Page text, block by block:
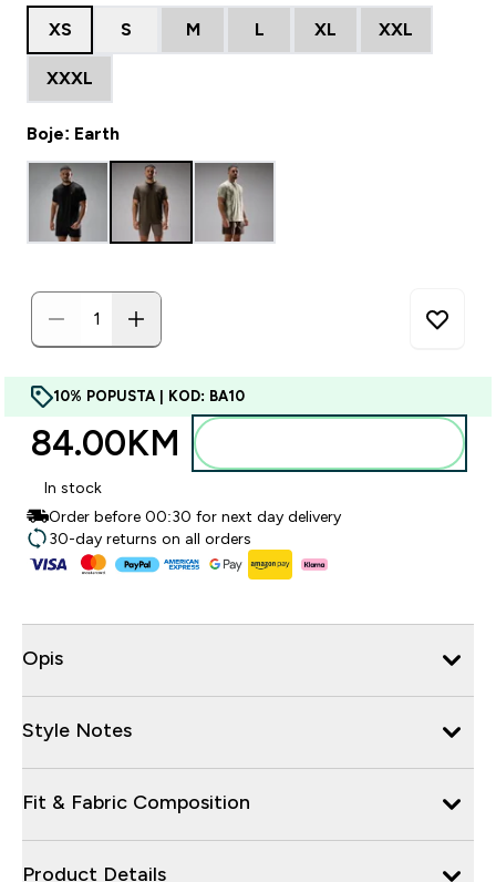
XS S M L XL XXL
XXXL
Boje: Earth
10% POPUSTA | KOD: BA10
84.00KM‎
In stock
Order before 00:30 for next day delivery
30-day returns on all orders
Opis
Style Notes
Fit & Fabric Composition
Product Details